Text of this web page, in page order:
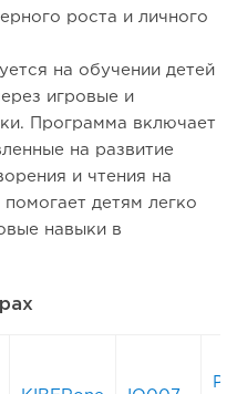
роста и личного
на обучении детей
игровые и
Программа включает
на развитие
и чтения на
детям легко
навыки в